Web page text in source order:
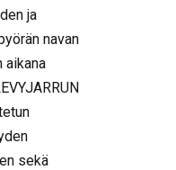
ja
navan
aikana
sekä